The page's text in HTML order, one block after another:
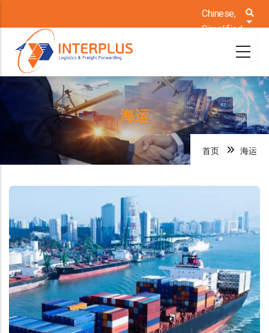
转
要
内
Chinese,
Simplified
列
海运
首页 海运